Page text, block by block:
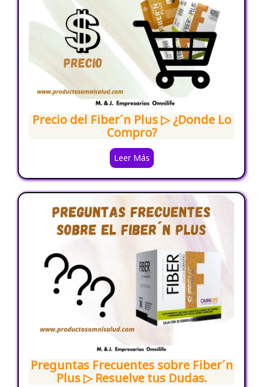
Precio del Fiber´n Plus ▷ ¿Donde Lo
Compro?
Leer Más
Preguntas Frecuentes sobre Fiber´n
Plus ▷ Resuelve tus Dudas.